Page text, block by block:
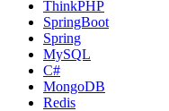
ThinkPHP
SpringBoot
Spring
MySQL
C#
MongoDB
Redis